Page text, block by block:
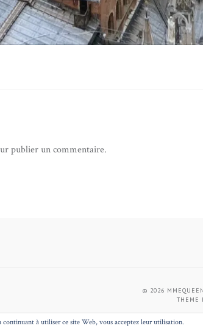
publier un commentaire.
© 2026
THEME
à utiliser ce site Web, vous acceptez leur utilisation.